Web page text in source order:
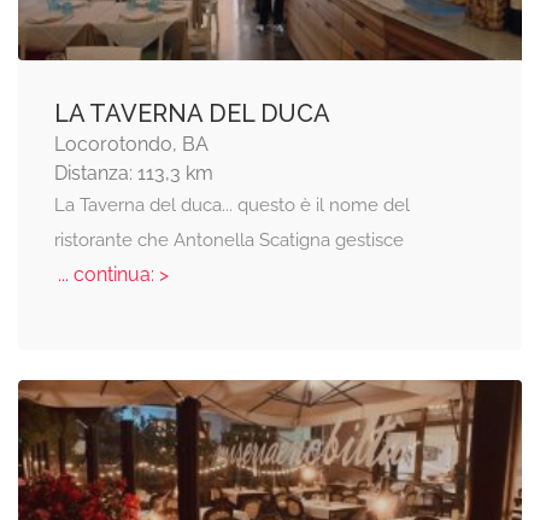
LA TAVERNA DEL DUCA
Locorotondo, BA
Distanza: 113,3 km
La Taverna del duca... questo è il nome del
ristorante che Antonella Scatigna gestisce
... continua: >